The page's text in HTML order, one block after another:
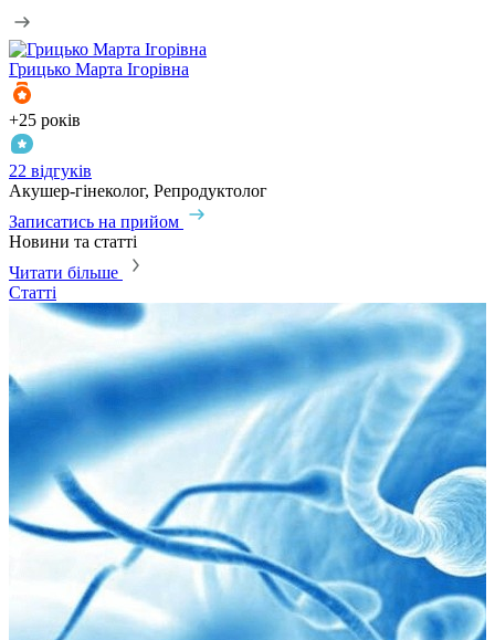
Грицько Марта Ігорівна
+25 років
22 відгуків
Акушер-гінеколог, Репродуктолог
Записатись на прийом
Новини та статті
Читати більше
Статті